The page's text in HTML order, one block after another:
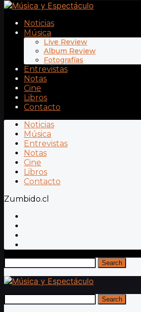
Noticias
Música
Live Review
Album Review
Fotografías
Entrevistas
Notas
Cine
Libros
Contacto
Noticias
Música
Entrevistas
Notas
Cine
Libros
Contacto
Zumbido.cl
Search
Search